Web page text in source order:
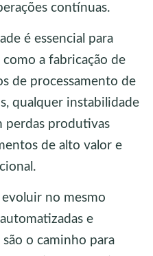
contínuas.
é essencial para
a fabricação de
de processamento de
qualquer instabilidade
perdas produtivas
de alto valor e
no mesmo
e
o caminho para